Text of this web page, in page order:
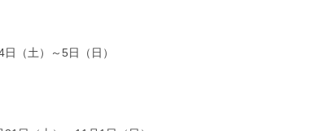
（土）～5日（日）